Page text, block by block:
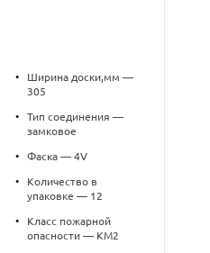
•
Ширина доски,мм —
305
•
Тип соединения —
замковое
• Фаска — 4V
•
Количество в
упаковке — 12
•
Класс пожарной
опасности — КМ2